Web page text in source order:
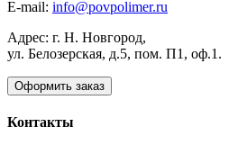
E-mail: info@povpolimer.ru
Адрес: г. Н. Новгород,
ул. Белозерская, д.5, пом. П1, оф.1.
Оформить заказ
Контакты